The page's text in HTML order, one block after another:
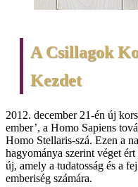
A Csillagok
Kezdet
2012. december 21-én új
ember’, a Homo Sapiens
Homo Stellaris-szá. Ezen a
hagyománya szerint véget
új, amely a tudatosság és a
emberiség számára.